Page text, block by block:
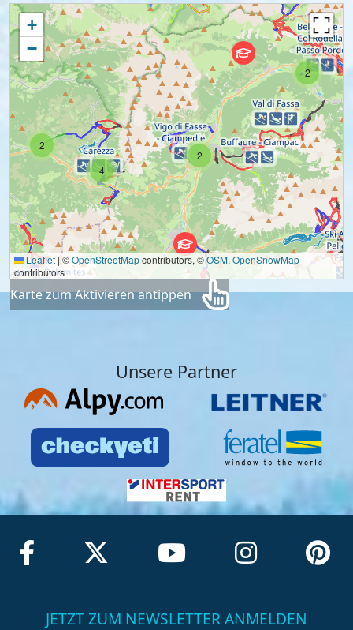
2
4
2
2
+
−
Leaflet |©OpenStreetMapcontributors, ©OSM,OpenSnowMap
contributors
Karte zum Aktivieren antippen
Unsere Partner
JETZT ZUM NEWSLETTER ANMELDEN